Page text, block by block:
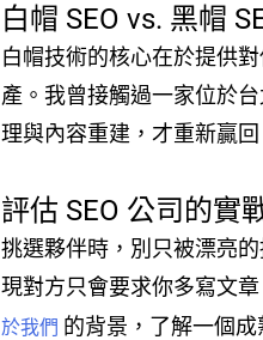
白帽 SEO vs. 黑帽
白帽技術的核心在於提供
產。我曾接觸過一家位於
理與內容重建，才重新贏
評估 SEO 公司的實
挑選夥伴時，別只被漂亮
現對方只會要求你多寫文
於我們 的背景，了解一個